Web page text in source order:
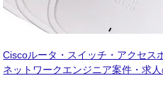
Ciscoルータ・スイッチ・アクセス
ネットワークエンジニア案件・求人